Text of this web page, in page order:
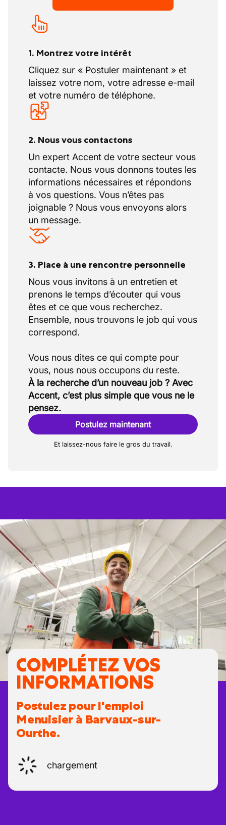
1. Montrez votre intérêt
Cliquez sur « Postuler maintenant » et
laissez votre nom, votre adresse e-mail
et votre numéro de téléphone.
2. Nous vous contactons
Un expert Accent de votre secteur vous
contacte. Nous vous donnons toutes les
informations nécessaires et répondons
à vos questions. Vous n’êtes pas
joignable ? Nous vous envoyons alors
un message.
3. Place à une rencontre personnelle
Nous vous invitons à un entretien et
prenons le temps d’écouter qui vous
êtes et ce que vous recherchez.
Ensemble, nous trouvons le job qui vous
correspond.
Vous nous dites ce qui compte pour
À la recherche d’un nouveau job ? Avec
Accent, c’est plus simple que vous ne le
pensez.
Postulez maintenant
Et laissez-nous faire le gros du travail.
COMPLÉTEZ VOS
INFORMATIONS
Postulez pour l'emploi
Menuisier à Barvaux-sur-
Ourthe.
chargement